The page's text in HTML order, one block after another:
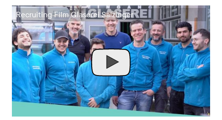
Recruiting Film Glaserei Salzinger